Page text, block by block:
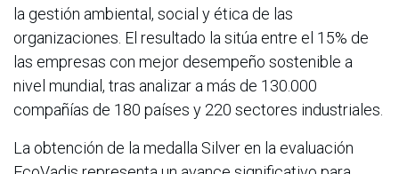
la gestión ambiental, social y ética de las
organizaciones. El resultado la sitúa entre el 15% de
las empresas con mejor desempeño sostenible a
nivel mundial, tras analizar a más de 130.000
compañías de 180 países y 220 sectores industriales.
La obtención de la medalla Silver en la evaluación